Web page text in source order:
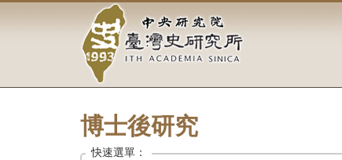
容
中
央
研
究
院-
博士後研究
快速選單：